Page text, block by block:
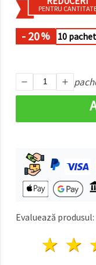
Setări
PENTRU
- 20% 10
Evaluează produsul:
1